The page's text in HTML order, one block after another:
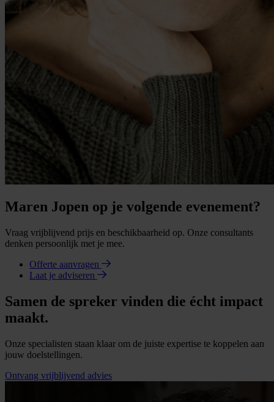
Maren Jopen op je volgende evenement?
Vraag vrijblijvend prijs en beschikbaarheid op. Onze consultants
denken persoonlijk met je mee.
Offerte aanvragen
Laat je adviseren
Samen de spreker vinden die écht impact
maakt.
Onze specialisten staan klaar om de juiste expertise te koppelen aan
jouw doelstellingen.
Ontvang vrijblijvend advies